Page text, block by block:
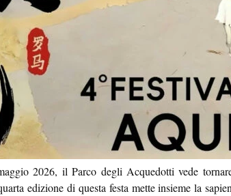
2026, il Parco degli Acquedotti vede
edizione di questa festa mette insieme la